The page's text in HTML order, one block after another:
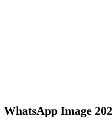
WhatsApp Image